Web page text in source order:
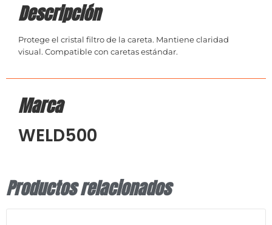
Descripción
Protege el cristal filtro de la careta. Mantiene claridad
visual. Compatible con caretas estándar.
Marca
WELD500
Productos relacionados